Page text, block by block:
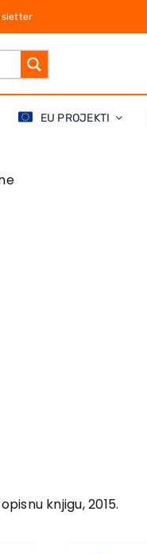
EU PROJEKTI
knjigu, 2015.